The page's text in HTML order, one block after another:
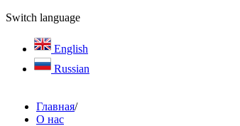
Switch language
English
Russian
Главная/
О нас